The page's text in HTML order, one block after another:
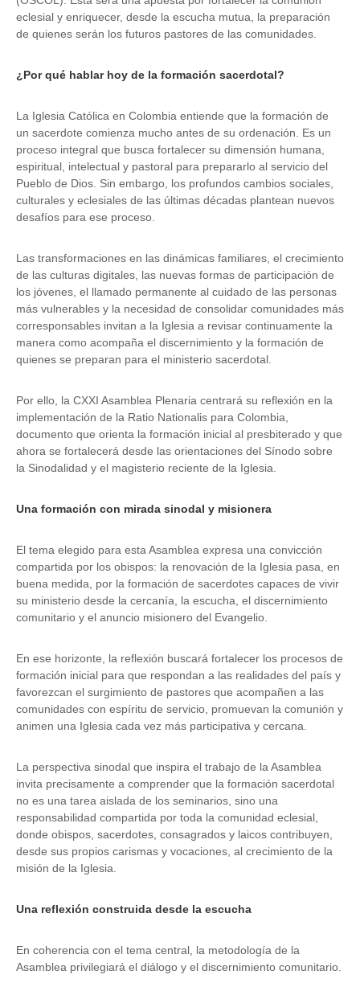
eclesial y enriquecer, desde la escucha mutua, la preparación
de quienes serán los futuros pastores de las comunidades.
¿Por qué hablar hoy de la formación sacerdotal?
La Iglesia Católica en Colombia entiende que la formación de
un sacerdote comienza mucho antes de su ordenación. Es un
proceso integral que busca fortalecer su dimensión humana,
espiritual, intelectual y pastoral para prepararlo al servicio del
Pueblo de Dios. Sin embargo, los profundos cambios sociales,
culturales y eclesiales de las últimas décadas plantean nuevos
desafíos para ese proceso.
Las transformaciones en las dinámicas familiares, el crecimiento
de las culturas digitales, las nuevas formas de participación de
los jóvenes, el llamado permanente al cuidado de las personas
más vulnerables y la necesidad de consolidar comunidades más
corresponsables invitan a la Iglesia a revisar continuamente la
manera como acompaña el discernimiento y la formación de
quienes se preparan para el ministerio sacerdotal.
Por ello, la CXXI Asamblea Plenaria centrará su reflexión en la
implementación de la Ratio Nationalis para Colombia,
documento que orienta la formación inicial al presbiterado y que
ahora se fortalecerá desde las orientaciones del Sínodo sobre
la Sinodalidad y el magisterio reciente de la Iglesia.
Una formación con mirada sinodal y misionera
El tema elegido para esta Asamblea expresa una convicción
compartida por los obispos: la renovación de la Iglesia pasa, en
buena medida, por la formación de sacerdotes capaces de vivir
su ministerio desde la cercanía, la escucha, el discernimiento
comunitario y el anuncio misionero del Evangelio.
En ese horizonte, la reflexión buscará fortalecer los procesos de
formación inicial para que respondan a las realidades del país y
favorezcan el surgimiento de pastores que acompañen a las
comunidades con espíritu de servicio, promuevan la comunión y
animen una Iglesia cada vez más participativa y cercana.
La perspectiva sinodal que inspira el trabajo de la Asamblea
invita precisamente a comprender que la formación sacerdotal
no es una tarea aislada de los seminarios, sino una
responsabilidad compartida por toda la comunidad eclesial,
donde obispos, sacerdotes, consagrados y laicos contribuyen,
desde sus propios carismas y vocaciones, al crecimiento de la
misión de la Iglesia.
Una reflexión construida desde la escucha
En coherencia con el tema central, la metodología de la
Asamblea privilegiará el diálogo y el discernimiento comunitario.